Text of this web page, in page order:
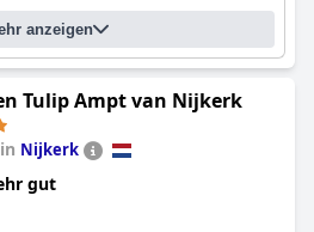
anzeigen
Tulip Ampt van Nijkerk
Nijkerk
gut